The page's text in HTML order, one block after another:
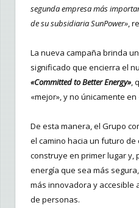
segunda empresa más
de su subsidiaria SunPower»,
La nueva campaña brinda
significado que encierra el
«Committed to Better Energy»,
«mejor», y no únicamente en
De esta manera, el Grupo
el camino hacia un futuro
construye en primer lugar y,
energía que sea más
más innovadora y accesible
de personas.